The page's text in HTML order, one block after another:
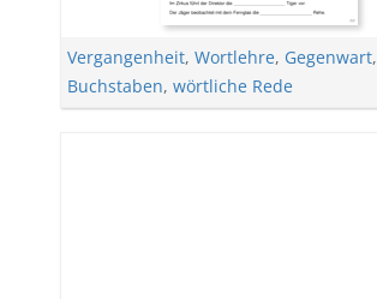
Vergangenheit, Wortlehre, Gegenwart,
Buchstaben, wörtliche Rede